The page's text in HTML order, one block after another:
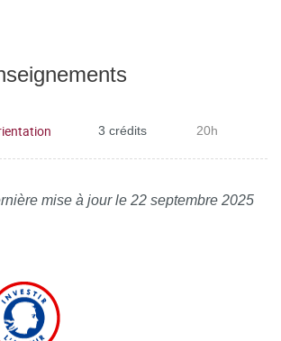
3 crédits 20h
mise à jour le 22 septembre 2025